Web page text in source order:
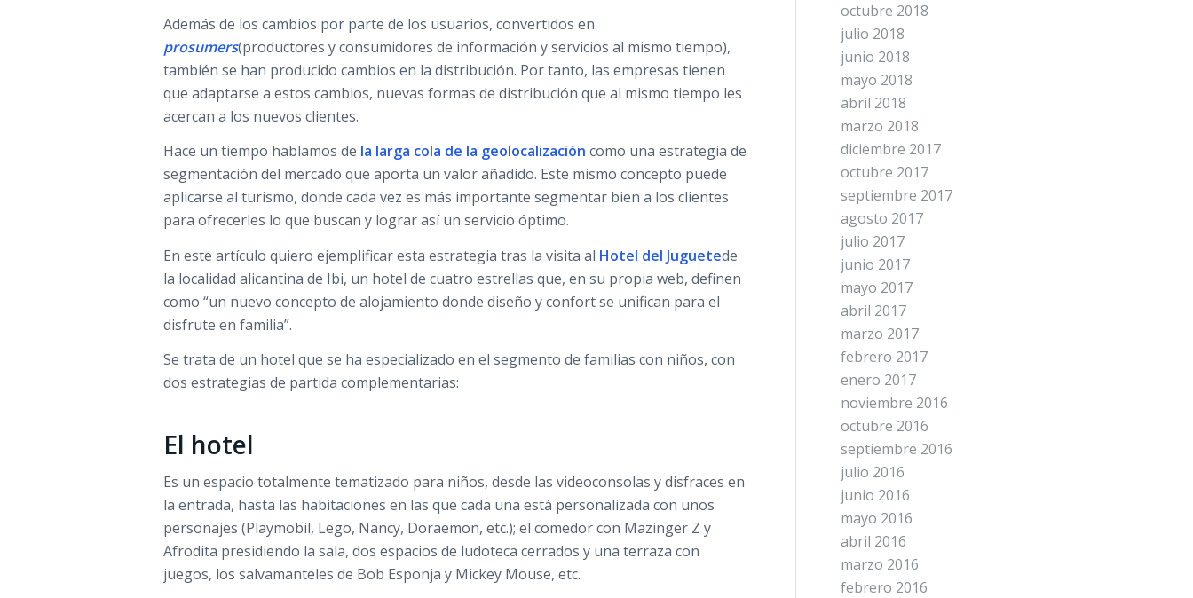
Además de los cambios por parte de los usuarios, convertidos en
prosumers(productores y consumidores de información y servicios al mismo tiempo),
también se han producido cambios en la distribución. Por tanto, las empresas tienen
que adaptarse a estos cambios, nuevas formas de distribución que al mismo tiempo les
acercan a los nuevos clientes.
Hace un tiempo hablamos de la larga cola de la geolocalización como una estrategia de
segmentación del mercado que aporta un valor añadido. Este mismo concepto puede
aplicarse al turismo, donde cada vez es más importante segmentar bien a los clientes
para ofrecerles lo que buscan y lograr así un servicio óptimo.
En este artículo quiero ejemplificar esta estrategia tras la visita al Hotel del Juguetede
la localidad alicantina de Ibi, un hotel de cuatro estrellas que, en su propia web, definen
como “un nuevo concepto de alojamiento donde diseño y confort se unifican para el
disfrute en familia”.
Se trata de un hotel que se ha especializado en el segmento de familias con niños, con
dos estrategias de partida complementarias:
El hotel
Es un espacio totalmente tematizado para niños, desde las videoconsolas y disfraces en
la entrada, hasta las habitaciones en las que cada una está personalizada con unos
personajes (Playmobil, Lego, Nancy, Doraemon, etc.); el comedor con Mazinger Z y
Afrodita presidiendo la sala, dos espacios de ludoteca cerrados y una terraza con
juegos, los salvamanteles de Bob Esponja y Mickey Mouse, etc.
octubre 2018
julio 2018
junio 2018
mayo 2018
abril 2018
marzo 2018
diciembre 2017
octubre 2017
septiembre 2017
agosto 2017
julio 2017
junio 2017
mayo 2017
abril 2017
marzo 2017
febrero 2017
enero 2017
noviembre 2016
octubre 2016
septiembre 2016
julio 2016
junio 2016
mayo 2016
abril 2016
marzo 2016
febrero 2016